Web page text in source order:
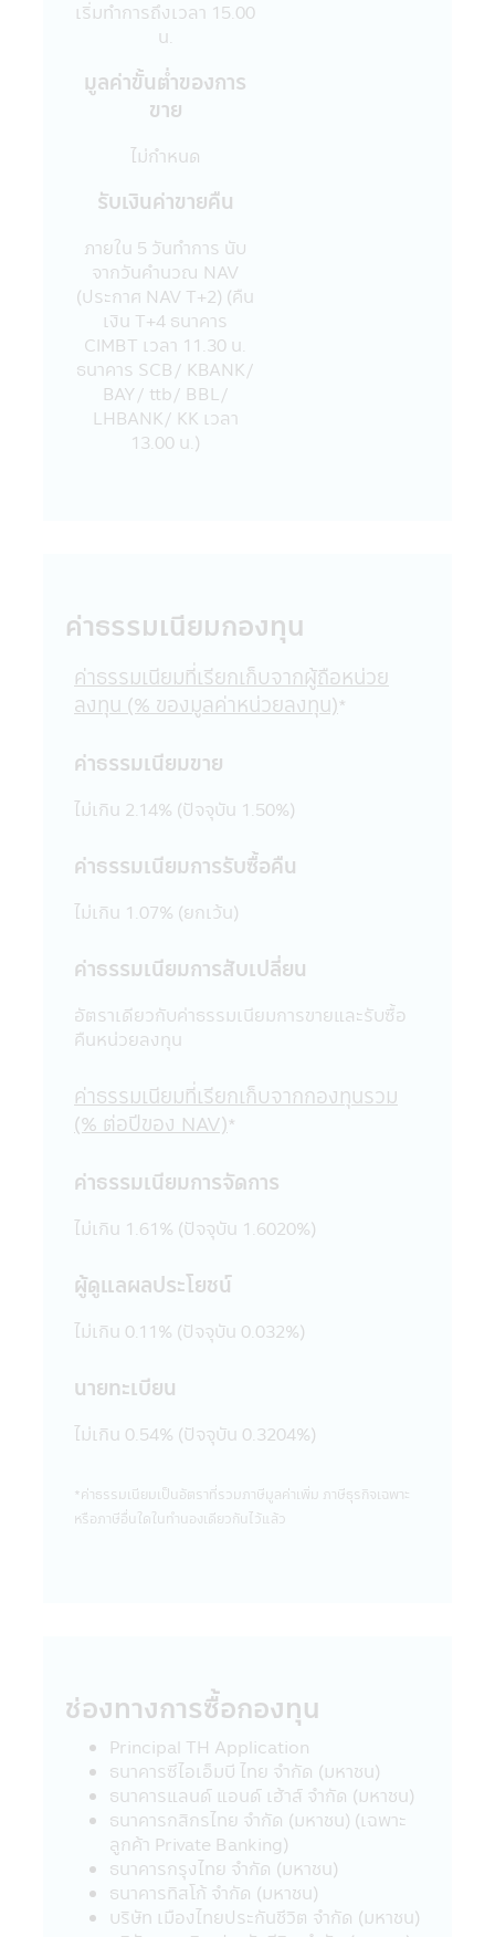
แอปพลิเคชันผ่านโทรศัพท์มือถือนี้ และ/หรือ
แอปพลิเคชันผ่านโทรศัพท์มือถือที่ร่วมกิจกรรม
กับบริษัท
18. บริษัทจัดการขอสงวนสิทธิ์ของข้อมูลใดๆ
ในแอปพลิเคชันผ่านโทรศัพท์มือถือนี้ โดยห้ามมิ
ให้ผู้ใดเผยแพร่ อ้างอิง ลอกเลียน ทำซ้ำ หรือ
แก้ไขด้วยวิธีการใดๆ ไม่ว่าทั้งหมด หรือบางส่วน
ของข้อมูลในแอปพลิเคชันผ่านโทรศัพท์มือถือนี้
จากบริษัทจัดการก่อน บริษัทจัดการ และผู้
บริหารรวมถึงพนักงานเจ้าหน้าที่ของบริษัท
จัดการขอสงวนสิทธิที่จะไม่รับผิดชอบต่อความ
เสียหายทุกกรณี อันเกิดขึ้นจากการที่บุคคลอื่น
กระทำโดยเจตนา หรือโดยมิได้รับอนุญาตจาก
บริษัทจัดการ แก้ไข เปลี่ยนแปลง รายงาน
ข้อความ ข้อมูล เอกสาร หรือสื่อใดๆ ใน
แอปพลิเคชันผ่านโทรศัพท์มือถือนี้ และรายงาน
ข้อความ ข้อมูล เอกสาร หรือสื่อใดๆ ใน
โทรศัพท์มือถือนี้ด้วยวิธีการใดๆ โดยเจตนา
และเป็นผลให้เกิดความเสียหายต่อทรัพย์สิน
หรือชื่อเสียงของบริษัทจัดการ หรือบุคคลอื่น
ไปตามพระราชบัญญัติ (พ.ร.บ.) ว่าด้วยการกระ
ทำความผิดเกี่ยวกับคอมพิวเตอร์ ซึ่งผู้กระทำดัง
กล่าวนอกจากจะต้องรับผิดชอบต่อความเสีย
หายในทางแพ่งแล้ว อาจต้องรับโทษในทาง
20. เว็บไซต์ต่างๆ ทั้งในประเทศและต่าง
ประเทศที่ลิงก์อยู่ในแอปพลิเคชันผ่านโทรศัพท์
มือถือนี้ บริษัทจัดการได้จัดรวบรวมขึ้นเพื่อ
นั้นการที่เว็บไซต์ดังกล่าวเสนอข้อมูล ความรู้
ขายสินค้าต่างๆ ที่มีอยู่ในเว็บไซต์ดังกล่าวต่อผู้ที่
สนใจเข้าชมเว็บไซต์นั้น โดยเฉพาะเว็บไซต์ต่าง
ให้บริการ หรือเสนอขายสินค้าต่างๆ ใน
ประเทศไทยได้ ผู้เข้าชม หรือรับบริการหรือซื้อ
สินค้าจากเว็บไซต์ดังกล่าวควรต้องศึกษา และ
บริการซื้อสินค้า หรือดำเนินการใดๆ บริษัท
จัดการไม่เกี่ยวข้องกับข้อมูล หรือการเสนอให้
บริการ หรือการเสนอขายสินค้าต่างๆ รวมทั้งไม่
บริการ หรือการเสนอขายสินค้าที่มีอยู่ในเว็บไซต์
21. ในกรณีที่ผู้เข้าเยี่ยมชมแอปพลิเคชันผ่าน
โทรศัพท์มือถือนี้ไปยังเว็บไซต์อื่นๆ ที่มีลิงก์อยู่
จัดการขอเรียนว่า เว็บไซต์เหล่านั้นอาจมิได้อยู่
ตลาดหลักทรัพย์ พ.ศ. 2535 และบริษัทอาจจะ
ยังมิได้สำรวจถึงการบริการข้อมูล หรือสินค้า
ของบริษัทนั้นๆ ดังนั้นบริษัทจัดการจึงมิสามารถ
23. อัตราค่าธรรมเนียมการหักเงินลงทุนราย
เดือนจากบัญชีธนาคารของผู้ถือหน่วยลงทุน
สำหรับผู้ลงทุนที่ใช้บริการแผนการลงทุน
อัตโนมัติ (Regular Saving Plan)
- ไม่คิดค่าบริการ สำหรับผู้ลงทุนที่มียอด
เงินลงทุนหักรายเดือนตั้งแต่ 5,000 บาทขึ้นไป
ต่อรายการ
- คิดค่าบริการ 10 บาท ต่อรายการ สำหรับ
ผู้ลงทุนที่มียอดเงินลงทุนหักรายเดือนต่ำกว่า
5,000 บาท (ปัจจุบันยกเว้นค่าบริการ)
เริ่มทำการถึงเวลา 15.00
น.
มูลค่าขั้นตํ่าของการ
ขาย
ไม่กำหนด
รับเงินค่าขายคืน
ภายใน 5 วันทําการ นับ
จากวันคํานวณ NAV
(ประกาศ NAV T+2) (คืน
เงิน T+4 ธนาคาร
CIMBT เวลา 11.30 น.
ธนาคาร SCB/ KBANK/
BAY/ ttb/ BBL/
LHBANK/ KK เวลา
13.00 น.)
ค่าธรรมเนียมกองทุน
ค่าธรรมเนียมที่เรียกเก็บจากผู้ถือหน่วย
ลงทุน (% ของมูลค่าหน่วยลงทุน)*
ค่าธรรมเนียมขาย
ไม่เกิน 2.14% (ปัจจุบัน 1.50%)
ค่าธรรมเนียมการรับซื้อคืน
ไม่เกิน 1.07% (ยกเว้น)
ค่าธรรมเนียมการสับเปลี่ยน
อัตราเดียวกับค่าธรรมเนียมการขายและรับซื้อ
คืนหน่วยลงทุน
ค่าธรรมเนียมที่เรียกเก็บจากกองทุนรวม
(% ต่อปีของ NAV)*
ค่าธรรมเนียมการจัดการ
ไม่เกิน 1.61% (ปัจจุบัน 1.6020%)
ผู้ดูแลผลประโยชน์
ไม่เกิน 0.11% (ปัจจุบัน 0.032%)
นายทะเบียน
ไม่เกิน 0.54% (ปัจจุบัน 0.3204%)
*ค่าธรรมเนียมเป็นอัตราที่รวมภาษีมูลค่าเพิ่ม ภาษีธุรกิจเฉพาะ
หรือภาษีอื่นใดในทํานองเดียวกันไว้แล้ว
ช่องทางการซื้อกองทุน
Principal TH Application
ธนาคารซีไอเอ็มบี ไทย จำกัด (มหาชน)
ธนาคารแลนด์ แอนด์ เฮ้าส์ จำกัด (มหาชน)
ธนาคารกสิกรไทย จำกัด (มหาชน) (เฉพาะ
ลูกค้า Private Banking)
ธนาคารกรุงไทย จำกัด (มหาชน)
ธนาคารทิสโก้ จำกัด (มหาชน)
บริษัท เมืองไทยประกันชีวิต จำกัด (มหาชน)